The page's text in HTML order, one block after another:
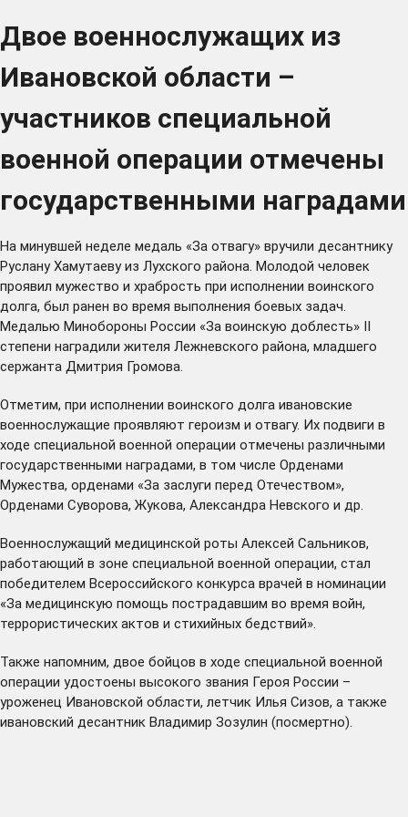
Двое военнослужащих из
Ивановской области –
участников специальной
военной операции отмечены
государственными наградами
На минувшей неделе медаль «За отвагу» вручили десантнику
Руслану Хамутаеву из Лухского района. Молодой человек
проявил мужество и храбрость при исполнении воинского
долга, был ранен во время выполнения боевых задач.
Медалью Минобороны России «За воинскую доблесть» II
степени наградили жителя Лежневского района, младшего
сержанта Дмитрия Громова.
Отметим, при исполнении воинского долга ивановские
военнослужащие проявляют героизм и отвагу. Их подвиги в
ходе специальной военной операции отмечены различными
государственными наградами, в том числе Орденами
Мужества, орденами «За заслуги перед Отечеством»,
Орденами Суворова, Жукова, Александра Невского и др.
Военнослужащий медицинской роты Алексей Сальников,
работающий в зоне специальной военной операции, стал
победителем Всероссийского конкурса врачей в номинации
«За медицинскую помощь пострадавшим во время войн,
террористических актов и стихийных бедствий».
Также напомним, двое бойцов в ходе специальной военной
операции удостоены высокого звания Героя России –
уроженец Ивановской области, летчик Илья Сизов, а также
ивановский десантник Владимир Зозулин (посмертно).